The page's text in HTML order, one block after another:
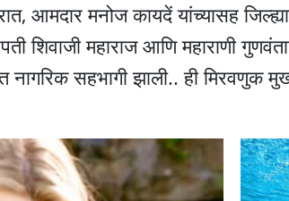
आमदार मनोज कायदें यांच्यासह
शिवाजी महाराज आणि महाराणी
नागरिक सहभागी झाली.. ही मिरवणुक